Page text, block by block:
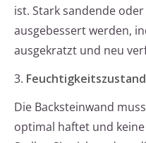
ist. Stark sandende
ausgebessert werden,
ausgekratzt und neu
3.
Die Backsteinwand
optimal haftet und